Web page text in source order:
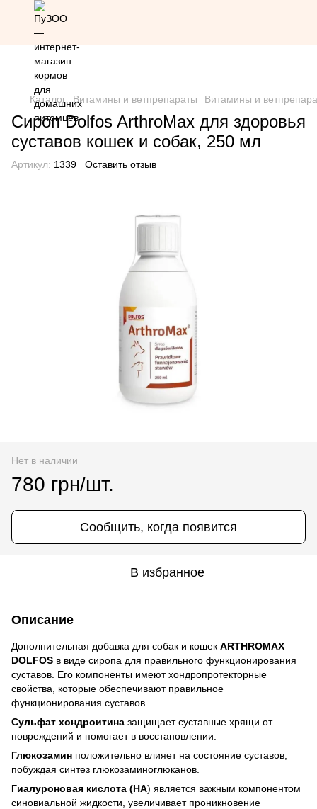
Скидка 20% на всю продукцию Грандорф по промокоду
Каталог Витамины и ветпрепараты Витамины и
Сироп Dolfos ArthroMax для здоровья
суставов кошек и собак, 250 мл
Артикул: 1339 Оставить отзыв
Нет в наличии
780 грн/шт.
Сообщить, когда появится
В избранное
Описание
Дополнительная добавка для собак и кошек ARTHROMAX
DOLFOS в виде сиропа для правильного функционирования
суставов. Его компоненты имеют хондропротекторные
свойства, которые обеспечивают правильное
функционирования суставов.
Сульфат хондроитина защищает суставные хрящи от
повреждений и помогает в восстановлении.
Глюкозамин положительно влияет на состояние суставов,
побуждая синтез глюкозаминоглюканов.
Гиалуроновая кислота (HA) является важным компонентом
синовиальной жидкости, увеличивает проникновение